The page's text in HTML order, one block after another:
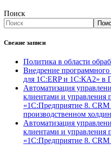
Поиск
Свежие записи
Политика в области
Внедрение
для 1С:ERP и 1С:КА2»
Автоматизация
клиентами и управления
«1С:Предприятие 8.
производственном
Автоматизация
клиентами и управления
«1С:Предприятие 8.